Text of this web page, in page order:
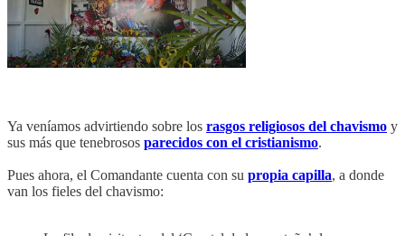
Ya veníamos advirtiendo sobre los rasgos religiosos del chavismo y
sus más que tenebrosos parecidos con el cristianismo.
Pues ahora, el Comandante cuenta con su propia capilla, a donde
van los fieles del chavismo: